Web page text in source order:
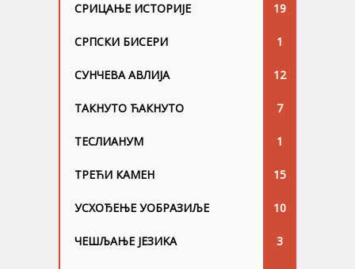
СРИЦАЊЕ ИСТОРИЈЕ 19
СРПСКИ БИСЕРИ 1
СУНЧЕВА АВЛИЈА 12
ТАКНУТО ЋАКНУТО 7
ТЕСЛИАНУМ 1
ТРЕЋИ КАМЕН 15
УСХОЂЕЊЕ УОБРАЗИЉЕ 10
ЧЕШЉАЊЕ ЈЕЗИKА 3